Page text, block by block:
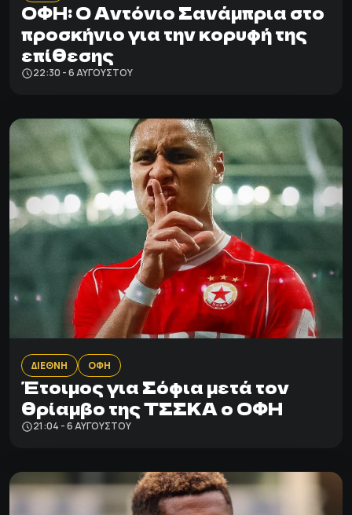
ΟΦΗ: Ο Αντόνιο Σανάμπρια στο
προσκήνιο για την κορυφή της
επίθεσης
22:30 - 6 ΑΥΓΟΎΣΤΟΥ
ΔΙΕΘΝΗ ΟΦΗ
Έτοιμος για Σόφια μετά τον
θρίαμβο της ΤΣΣΚΑ ο ΟΦΗ
21:04 - 6 ΑΥΓΟΎΣΤΟΥ